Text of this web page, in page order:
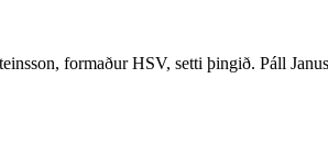
formaður HSV, setti þingið. Páll